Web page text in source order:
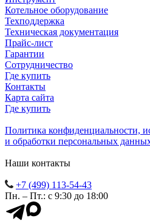
Котельное оборудование
Техподдержка
Техническая документация
Прайс-лист
Гарантии
Сотрудничество
Где купить
Контакты
Карта сайта
Где купить
Политика конфиденциальности,
и обработки персональных
Наши контакты
+7 (499) 113-54-43
Пн. – Пт.: с 9:30 до 18:00